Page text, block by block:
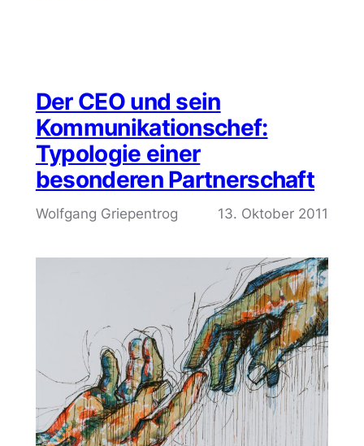
Der CEO und sein
Kommunikationschef:
Typologie einer
besonderen Partnerschaft
Wolfgang Griepentrog 13. Oktober 2011